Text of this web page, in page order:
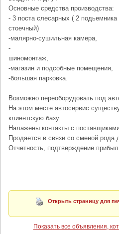
Основные средства производства:
- 3 поста слесарных ( 2
стоечный)
-малярно-сушильная камера,
-
шиномонтаж,
-магазин и подсобные помещения,
-большая парковка.
Возможно переоборудовать под
На этом месте автосервис
клиентскую базу.
Налажены контакты с
Продается в связи со сменой рода
Отчетность, подтверждение
Открыть страницу для
Показать все объявления,